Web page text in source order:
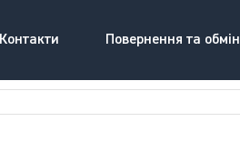
Повернення та обмін